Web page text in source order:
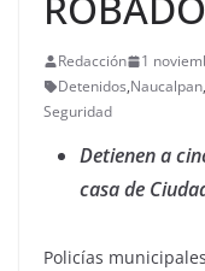
Redacción
1
Detenidos,Naucalpan,
Seguridad
Detienen a
casa de
Policías